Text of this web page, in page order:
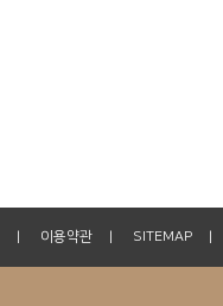
이용약관 SITEMAP